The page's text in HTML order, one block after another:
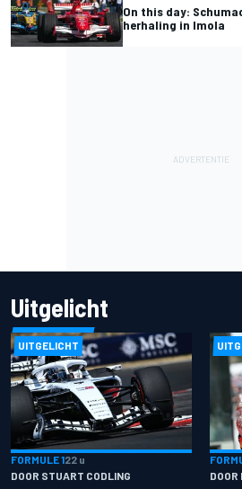
On this day:
herhaling in Imola
Uitgelicht
UITGELICHT
FORMULE 122 u
DOOR STUART CODLING
DOOR